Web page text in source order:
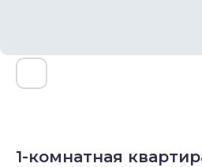
1-комнатная